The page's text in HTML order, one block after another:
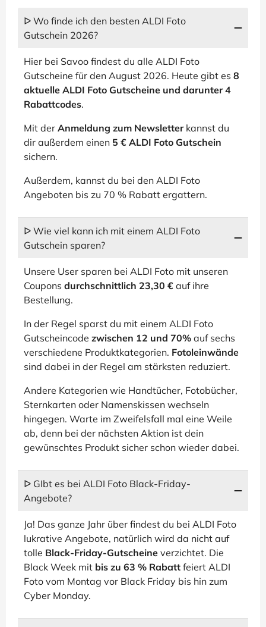
ᐅ Wo finde ich den besten ALDI Foto
Gutschein 2026?
Hier bei Savoo findest du alle ALDI Foto
Gutscheine für den August 2026. Heute gibt es 8
aktuelle ALDI Foto Gutscheine und darunter 4
Rabattcodes.
Mit der Anmeldung zum Newsletterkannst du
dir außerdem einen 5 € ALDI Foto Gutschein
sichern.
Außerdem, kannst du bei den ALDI Foto
Angeboten bis zu 70 % Rabatt ergattern.
ᐅ Wie viel kann ich mit einem ALDI Foto
Gutschein sparen?
Unsere User sparen bei ALDI Foto mit unseren
Coupons durchschnittlich 23,30 € auf ihre
Bestellung.
In der Regel sparst du mit einem ALDI Foto
Gutscheincode zwischen 12 und 70% auf sechs
verschiedene Produktkategorien. Fotoleinwände
sind dabei in der Regel am stärksten reduziert.
Andere Kategorien wie Handtücher, Fotobücher,
Sternkarten oder Namenskissen wechseln
hingegen. Warte im Zweifelsfall mal eine Weile
ab, denn bei der nächsten Aktion ist dein
gewünschtes Produkt sicher schon wieder dabei.
ᐅ GIbt es bei ALDI Foto Black-Friday-
Angebote?
Ja! Das ganze Jahr über findest du bei ALDI Foto
lukrative Angebote, natürlich wird da nicht auf
tolle Black-Friday-Gutscheine verzichtet. Die
Black Week mit bis zu 63 % Rabatt feiert ALDI
Foto vom Montag vor Black Friday bis hin zum
Cyber Monday.